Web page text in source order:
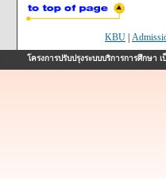
KBU
โครงการปรับปรุงระบบบริการการศึกษ